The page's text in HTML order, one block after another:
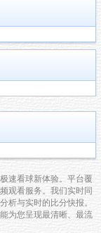
速看球新体验。平台覆
观看服务。我们实时同
析与实时的比分快报。
为您呈现最清晰、最流